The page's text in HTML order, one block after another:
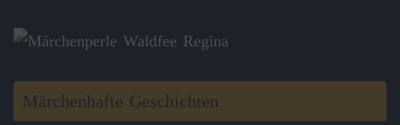
Märchenhafte Geschichten